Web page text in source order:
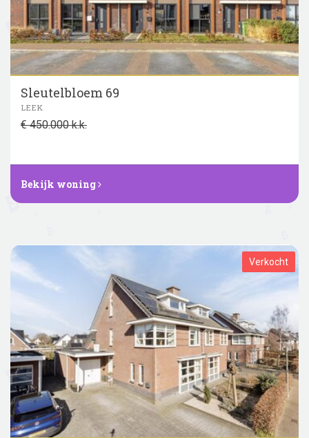
Sleutelbloem 69
LEEK
€ 450.000 k.k.
Bekijk woning
Verkocht